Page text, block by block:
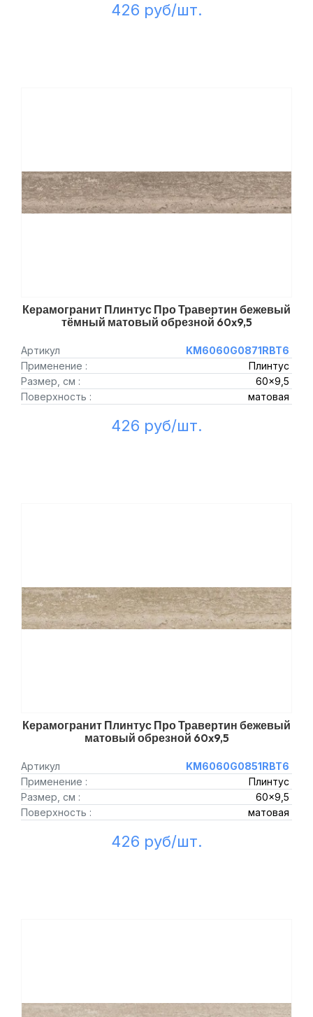
426 руб/шт.
Керамогранит Плинтус Про Травертин бежевый
тёмный матовый обрезной 60x9,5
Артикул
KM6060G0871RBT6
Применение :
Плинтус
Размер, см :
60x9,5
Поверхность :
матовая
426 руб/шт.
Керамогранит Плинтус Про Травертин бежевый
матовый обрезной 60x9,5
Артикул
KM6060G0851RBT6
Применение :
Плинтус
Размер, см :
60x9,5
Поверхность :
матовая
426 руб/шт.